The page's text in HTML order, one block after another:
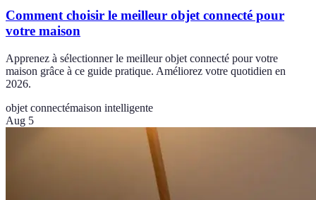
Comment choisir le meilleur objet connecté pour
votre maison
Apprenez à sélectionner le meilleur objet connecté pour votre
maison grâce à ce guide pratique. Améliorez votre quotidien en
2026.
objet connectémaison intelligente
Aug 5